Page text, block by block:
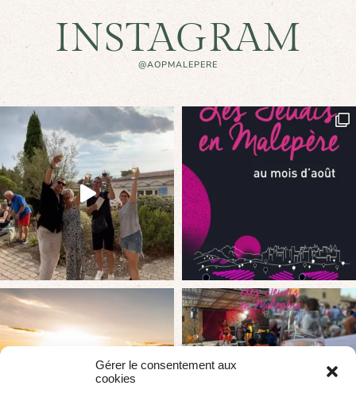
Gérer le consentement aux
cookies
INSTAGRAM
@AOPMALEPERE